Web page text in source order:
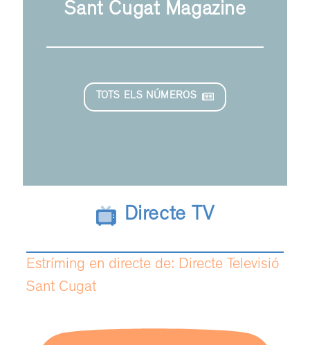
Sant Cugat Magazine
TOTS ELS NÚMEROS
Directe TV
Estríming en directe de: Directe Televisió
Sant Cugat